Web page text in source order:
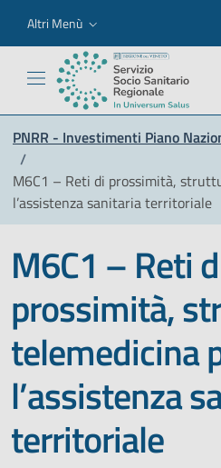
Altri Menù
PNRR - Investimenti Piano
/
M6C1 – Reti di prossimità,
l’assistenza sanitaria territoriale
M6C1 – Reti
prossimità,
telemedicina
l’assistenza
territoriale